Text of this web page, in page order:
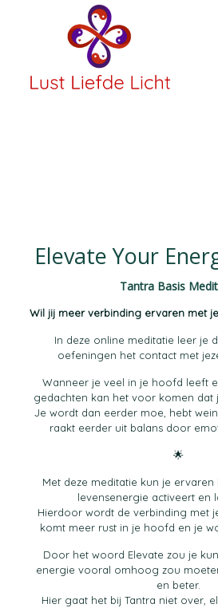
Elevate Your
Tantra Basis
Wil jij meer verbinding ervaren met
In deze online meditatie leer je
oefeningen het contact met
Wanneer je veel in je hoofd leeft
gedachten kan het voor komen dat
Je wordt dan eerder moe, hebt
raakt eerder uit balans door
🌟
Met deze meditatie kun je
levensenergie activeert en
Hierdoor wordt de verbinding met
komt meer rust in je hoofd en je
Door het woord Elevate zou je
energie vooral omhoog zou
en beter.
Hier gaat het bij Tantra niet over,